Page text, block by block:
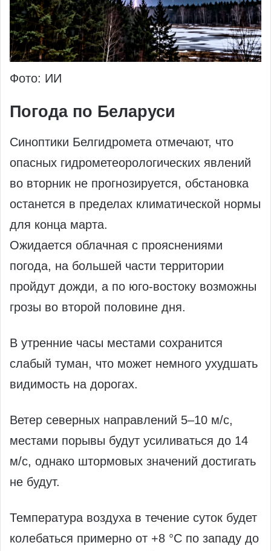
Фото: ИИ
Погода по Беларуси
Синоптики Белгидромета отмечают, что
опасных гидрометеорологических явлений
во вторник не прогнозируется, обстановка
останется в пределах климатической нормы
для конца марта.
Ожидается облачная с прояснениями
погода, на большей части территории
пройдут дожди, а по юго-востоку возможны
грозы во второй половине дня.
В утренние часы местами сохранится
слабый туман, что может немного ухудшать
видимость на дорогах.
Ветер северных направлений 5–10 м/с,
местами порывы будут усиливаться до 14
м/с, однако штормовых значений достигать
не будут.
Температура воздуха в течение суток будет
колебаться примерно от +8 °С по западу до